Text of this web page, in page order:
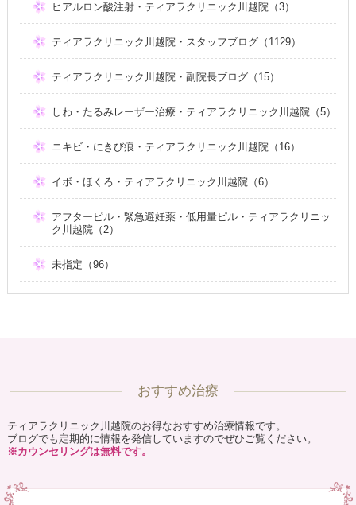
ヒアルロン酸注射・ティアラクリニック川越院（3）
ティアラクリニック川越院・スタッフブログ（1129）
ティアラクリニック川越院・副院長ブログ（15）
しわ・たるみレーザー治療・ティアラクリニック川越院（5）
ニキビ・にきび痕・ティアラクリニック川越院（16）
イボ・ほくろ・ティアラクリニック川越院（6）
アフターピル・緊急避妊薬・低用量ピル・ティアラクリニッ
ク川越院（2）
未指定（96）
おすすめ治療
ティアラクリニック川越院のお得なおすすめ治療情報です。
ブログでも定期的に情報を発信していますのでぜひご覧ください。
※カウンセリングは無料です。